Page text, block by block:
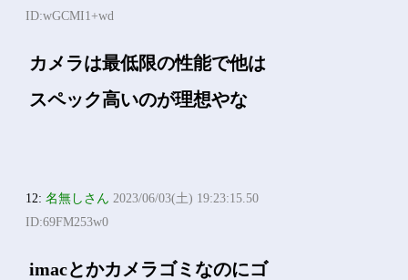
ID:wGCMI1+wd
カメラは最低限の性能で他は
スペック高いのが理想やな
12:名無しさん 2023/06/03(土) 19:23:15.50
ID:69FM253w0
imacとかカメラゴミなのにゴ